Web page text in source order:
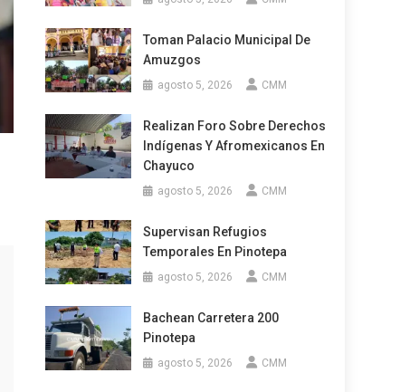
Toman Palacio Municipal De
Amuzgos
agosto 5, 2026 CMM
Realizan Foro Sobre Derechos
Indígenas Y Afromexicanos En
Chayuco
agosto 5, 2026 CMM
Supervisan Refugios
Temporales En Pinotepa
agosto 5, 2026 CMM
Bachean Carretera 200
Pinotepa
agosto 5, 2026 CMM